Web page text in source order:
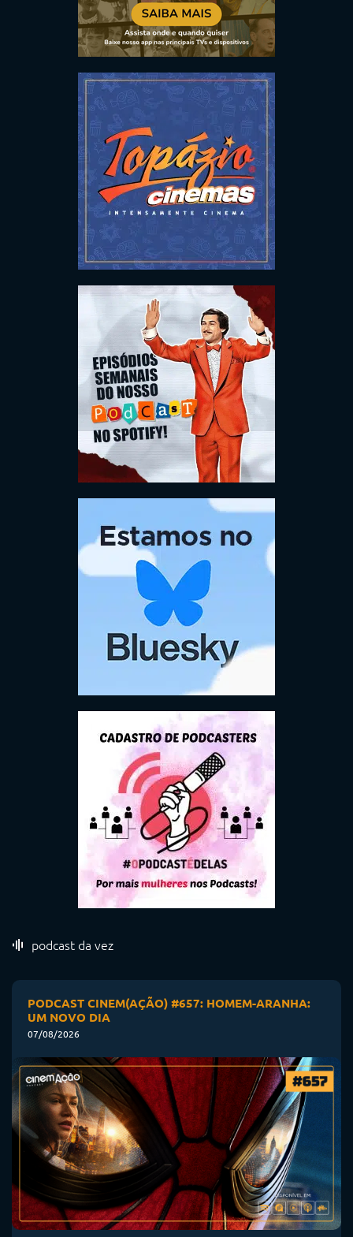
podcast da vez
PODCAST CINEM(AÇÃO) #657: HOMEM-ARANHA:
UM NOVO DIA
07/08/2026